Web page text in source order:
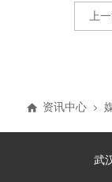
上
资讯中心
武